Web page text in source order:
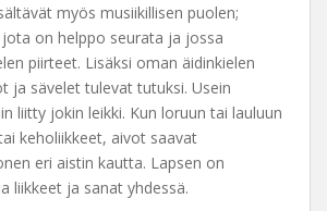
myös musiikillisen puolen;
on helppo seurata ja jossa
piirteet. Lisäksi oman äidinkielen
ja sävelet tulevat tutuksi. Usein
liitty jokin leikki. Kun loruun tai lauluun
keholiikkeet, aivot saavat
eri aistin kautta. Lapsen on
liikkeet ja sanat yhdessä.